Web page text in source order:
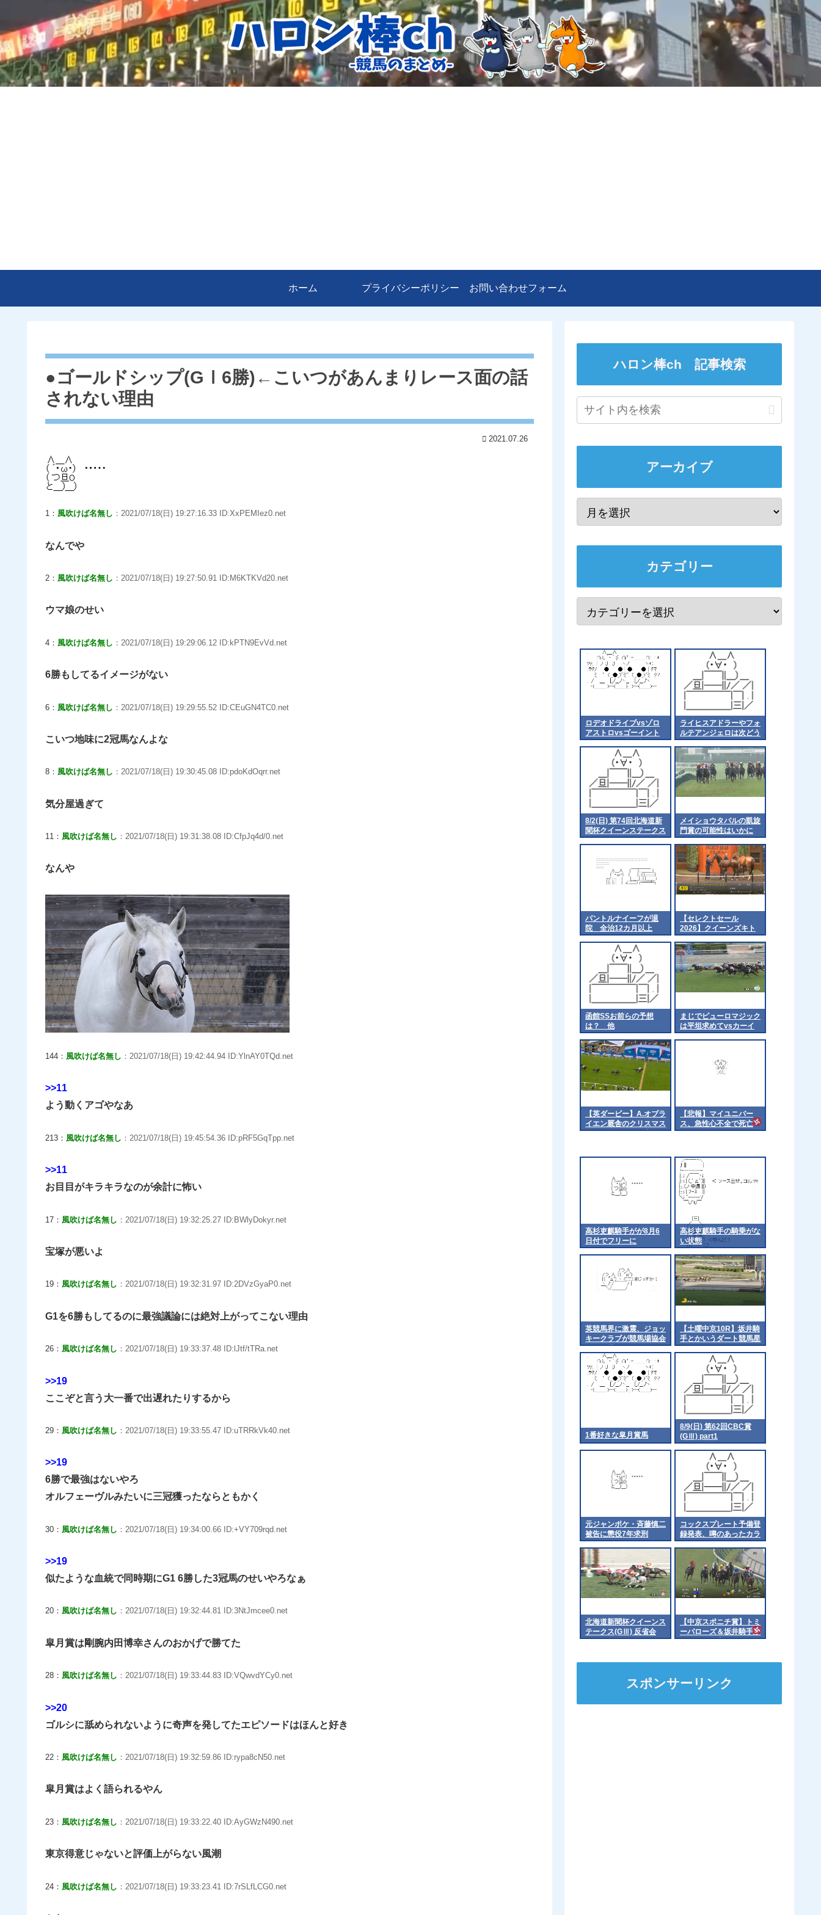
ホーム プライバシーポリシー お問い合わせフォーム
●ゴールドシップ(GⅠ6勝)←こいつがあんまりレース面の話
されない理由
2021.07.26
1： 風吹けば名無し ：2021/07/18(日) 19:27:16.33 ID:XxPEMIez0.net
なんでや
2： 風吹けば名無し ：2021/07/18(日) 19:27:50.91 ID:M6KTKVd20.net
ウマ娘のせい
4： 風吹けば名無し ：2021/07/18(日) 19:29:06.12 ID:kPTN9EvVd.net
6勝もしてるイメージがない
6： 風吹けば名無し ：2021/07/18(日) 19:29:55.52 ID:CEuGN4TC0.net
こいつ地味に2冠馬なんよな
8： 風吹けば名無し ：2021/07/18(日) 19:30:45.08 ID:pdoKdOqrr.net
気分屋過ぎて
11： 風吹けば名無し ：2021/07/18(日) 19:31:38.08 ID:CfpJq4d/0.net
なんや
144： 風吹けば名無し ：2021/07/18(日) 19:42:44.94 ID:YlnAY0TQd.net
>>11
よう動くアゴやなあ
213： 風吹けば名無し ：2021/07/18(日) 19:45:54.36 ID:pRF5GqTpp.net
>>11
お目目がキラキラなのが余計に怖い
17： 風吹けば名無し ：2021/07/18(日) 19:32:25.27 ID:BWlyDokyr.net
宝塚が悪いよ
19： 風吹けば名無し ：2021/07/18(日) 19:32:31.97 ID:2DVzGyaP0.net
G1を6勝もしてるのに最強議論には絶対上がってこない理由
26： 風吹けば名無し ：2021/07/18(日) 19:33:37.48 ID:lJtf/tTRa.net
>>19
ここぞと言う大一番で出遅れたりするから
29： 風吹けば名無し ：2021/07/18(日) 19:33:55.47 ID:uTRRkVk40.net
>>19
6勝で最強はないやろ
オルフェーヴルみたいに三冠獲ったならともかく
30： 風吹けば名無し ：2021/07/18(日) 19:34:00.66 ID:+VY709rqd.net
>>19
似たような血統で同時期にG1 6勝した3冠馬のせいやろなぁ
20： 風吹けば名無し ：2021/07/18(日) 19:32:44.81 ID:3NtJmcee0.net
皐月賞は剛腕内田博幸さんのおかげで勝てた
28： 風吹けば名無し ：2021/07/18(日) 19:33:44.83 ID:VQwvdYCy0.net
>>20
ゴルシに舐められないように奇声を発してたエピソードはほんと好き
22： 風吹けば名無し ：2021/07/18(日) 19:32:59.86 ID:rypa8cN50.net
皐月賞はよく語られるやん
23： 風吹けば名無し ：2021/07/18(日) 19:33:22.40 ID:AyGWzN490.net
東京得意じゃないと評価上がらない風潮
24： 風吹けば名無し ：2021/07/18(日) 19:33:23.41 ID:7rSLfLCG0.net
ハロン棒ch 記事検索
アーカイブ
カテゴリー
ロデオドライブvsゾロ
アストロvsゴーイント
ゥスカイ 激突！新潟記
ライヒスアドラーやフォ
ルテアンジェロは次どう
すんだろうなあ 他
8/2(日) 第74回北海道新
聞杯クイーンステークス
(GⅢ)
メイショウタバルの凱旋
門賞の可能性はいかに
パントルナイーフが退
院 全治12カ月以上
【セレクトセール
2026】クイーンズキト
ゥンの2026（父エフフ
ォーリア）1億4千万円
で落札 他
函館SSお前らの予想
は？ 他
まじでピューロマジック
は平坦求めてvsカーイ
ンライジングをやれ
【英ダービー】A.オブラ
イエン厩舎のクリスマス
デーがｷﾀ━━━━(ﾟ
【悲報】マイユニバー
ス、急性心不全で死亡
高杉吏麒騎手がが8月6
日付でフリーに
高杉吏麒騎手の騎乗がな
い状態
英競馬界に激震、ジョッ
キークラブが競馬場協会
から脱退
【土曜中京10R】坂井騎
手とかいうダート競馬星
人
1番好きな皐月賞馬
8/9(日) 第62回CBC賞
(GⅢ) part1
元ジャンポケ・斉藤慎二
被告に懲役7年求刑
コックスプレート予備登
録発表、噂のあったカラ
ンダガンは登録無しで再
来日の可能性高まる
北海道新聞杯クイーンス
テークス(GⅢ) 反省会
【中京スポニチ賞】トミ
ーバローズ＆坂井騎手が
ｷﾀ━━━━(ﾟ
スポンサーリンク